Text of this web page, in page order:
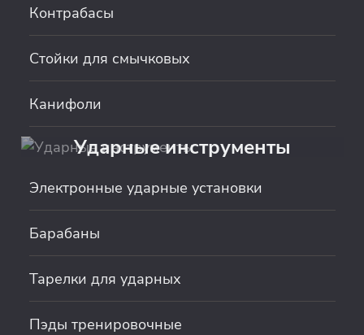
Контрабасы
Стойки для смычковых
Канифоли
Ударные инструменты
Электронные ударные установки
Барабаны
Тарелки для ударных
Пэды тренировочные